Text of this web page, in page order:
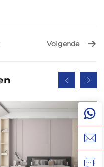
Volgende